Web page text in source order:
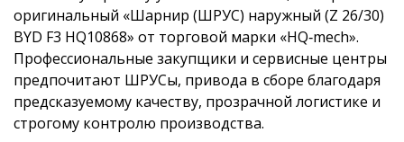
оригинальный «Шарнир (ШРУС) наружный (Z 26/30)
BYD F3 HQ10868» от торговой марки «HQ‑mech».
Профессиональные закупщики и сервисные центры
предпочитают ШРУСы, привода в сборе благодаря
предсказуемому качеству, прозрачной логистике и
строгому контролю производства.